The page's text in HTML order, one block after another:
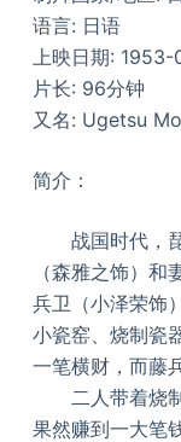
语言: 日语
上映日期:
片长: 96分钟
又名: Ugetsu
简介：
战国时代，琵
（森雅之饰）
兵卫（小泽荣饰
小瓷窑、烧制瓷
一笔横财，而藤
二人带着烧制
果然赚到一大笔